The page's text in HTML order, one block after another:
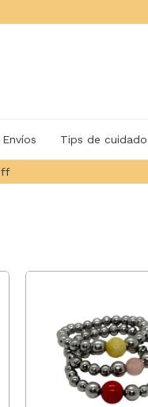
Envíos Tips de cuidado